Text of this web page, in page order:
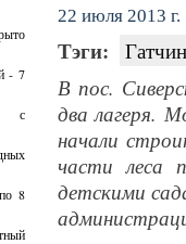
- 7
с
8
22 июля 2013 г.
Тэги:
В пос.
два лагеря.
начали
части леса
детскими